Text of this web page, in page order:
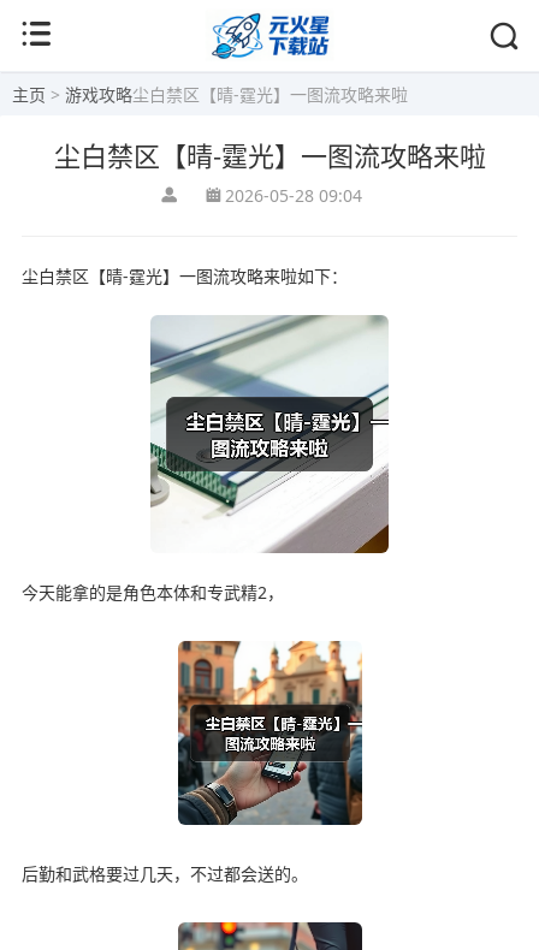
主页 > 游戏攻略尘白禁区【晴-霆光】一图流攻略来啦
尘白禁区【晴-霆光】一图流攻略来啦
2026-05-28 09:04
尘白禁区【晴-霆光】一图流攻略来啦如下：
今天能拿的是角色本体和专武精2，
后勤和武格要过几天，不过都会送的。